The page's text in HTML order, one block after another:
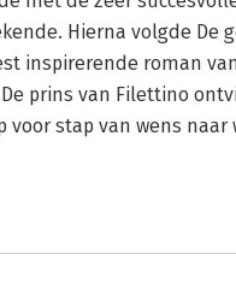
Hierna volgde De
inspirerende roman
prins van Filettino
voor stap van wens